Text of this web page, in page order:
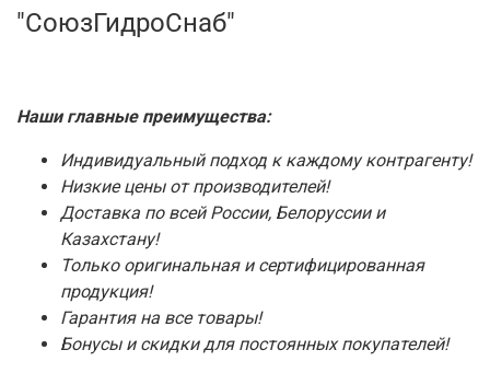
"СоюзГидроСнаб"
Наши главные преимущества:
Индивидуальный подход к каждому контрагенту!
Низкие цены от производителей!
Доставка по всей России, Белоруссии и
Казахстану!
Только оригинальная и сертифицированная
продукция!
Гарантия на все товары!
Бонусы и скидки для постоянных покупателей!